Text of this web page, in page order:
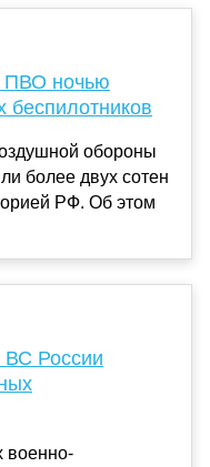
ПВО ночью
беспилотников
обороны
более двух сотен
РФ. Об этом
России
военно-